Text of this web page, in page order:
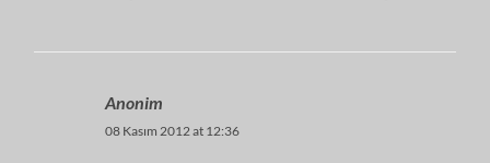
Anonim
08 Kasım 2012 at 12:36